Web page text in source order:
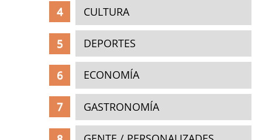
CULTURA
DEPORTES
ECONOMÍA
GASTRONOMÍA